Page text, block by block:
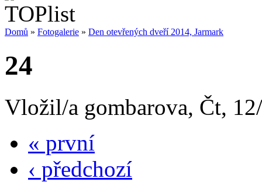
Domů » Fotogalerie » Den otevřených dveří 2014, Jarmark
24
Vložil/a gombarova, Čt,
« první
‹ předchozí